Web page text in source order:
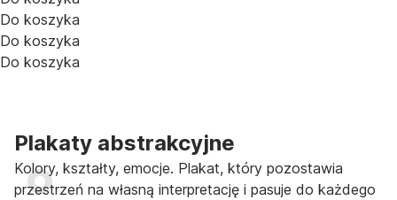
Do koszyka
Do koszyka
Do koszyka
Plakaty abstrakcyjne
Kolory, kształty, emocje. Plakat, który pozostawia
przestrzeń na własną interpretację i pasuje do każdego